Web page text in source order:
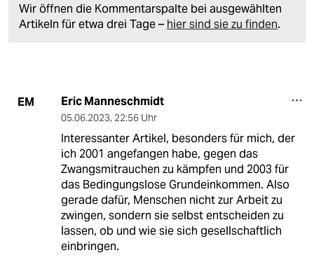
Wir öffnen die Kommentarspalte bei ausgewählten
Artikeln für etwa drei Tage – hier sind sie zu finden.
EM Eric Manneschmidt
05.06.2023, 22:56 Uhr
Interessanter Artikel, besonders für mich, der
ich 2001 angefangen habe, gegen das
Zwangsmitrauchen zu kämpfen und 2003 für
das Bedingungslose Grundeinkommen. Also
gerade dafür, Menschen nicht zur Arbeit zu
zwingen, sondern sie selbst entscheiden zu
lassen, ob und wie sie sich gesellschaftlich
einbringen.